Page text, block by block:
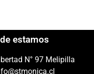
estamos
N° 97 Melipilla